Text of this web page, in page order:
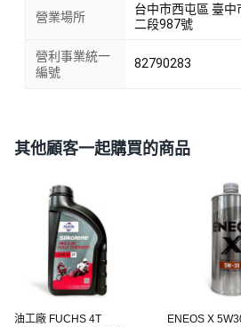
營業場所
台中市西屯區 臺
二段987號
營利事業統一
編號
82790283
其他顧客一起購買的商品
油工廠 FUCHS 4T
ENEOS X